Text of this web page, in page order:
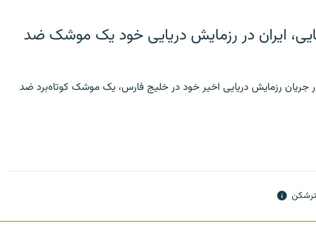
ایران در رزمایش دریایی خود یک موشک ضد
جریان رزمایش دریایی اخیر خود در خلیج فارس، یک موشک کوتاه‌برد ضد